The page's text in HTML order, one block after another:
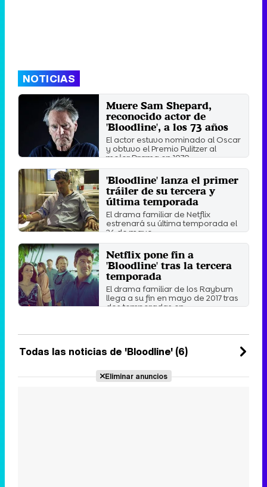
NOTICIAS
Muere Sam Shepard,
reconocido actor de
'Bloodline', a los 73 años
El actor estuvo nominado al Oscar
y obtuvo el Premio Pulitzer al
mejor Drama en 1979, ...
Lunes 31 Julio 2017 18:46
'Bloodline' lanza el primer
tráiler de su tercera y
última temporada
El drama familiar de Netflix
estrenará su última temporada el
26 de mayo.
Martes 18 Abril 2017 02:07
Netflix pone fin a
'Bloodline' tras la tercera
temporada
El drama familiar de los Rayburn
llega a su fin en mayo de 2017 tras
dos temporadas en ...
Todas las noticias de 'Bloodline' (6)
Eliminar anuncios